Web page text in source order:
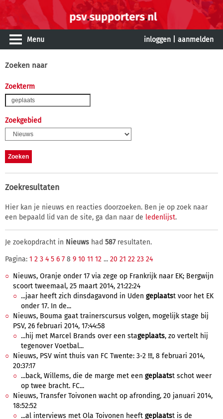
Menu inloggen aanmelden
Zoeken naar
Zoekterm
Zoekgebied
Zoekresultaten
Hier kan je nieuws en reacties doorzoeken. Ben je op zoek naar
een bepaald lid van de site, ga dan naar de ledenlijst.
Je zoekopdracht in Nieuws had 587resultaten.
Pagina: 1 2 3 4 5 6 7 8 9 10 11 12 ... 20 21 22 23 24
Nieuws, Oranje onder 17 via zege op Frankrijk naar EK; Bergwijn
scoort tweemaal, 25 maart 2014, 21:22:24
...jaar heeft zich dinsdagavond in Uden geplaatst voor het EK
onder 17. In de...
Nieuws, Bouma gaat trainerscursus volgen, mogelijk stage bij
PSV, 26 februari 2014, 17:44:58
...hij met Marcel Brands over een stageplaats, zo vertelt hij
tegenover Voetbal...
Nieuws, PSV wint thuis van FC Twente: 3-2 !!!, 8 februari 2014,
20:37:17
...back, Willems, die de marge met een geplaatst schot weer
op twee bracht. FC...
Nieuws, Transfer Toivonen wacht op afronding, 20 januari 2014,
18:52:52
...al interviews met Ola Toivonen heeft geplaatst is de